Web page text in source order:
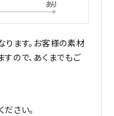
ます。お客様の素材
ので、あくまでもご
さい。